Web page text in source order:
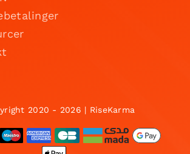
2020 - 2026 | RiseKarma